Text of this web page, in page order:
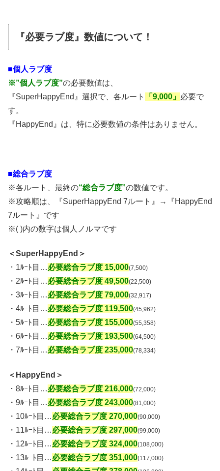
『必要ラブ度』数値について！
■個人ラブ度
※”個人ラブ度”の必要数値は、
『SuperHappyEnd』選択で、各ルート
「9,000」 必要で
す。
『HappyEnd』は、特に必要数値の条件はありません。
■総合ラブ度
※各ルート、最終の“総合ラブ度”の数値です。
※攻略順は、『SuperHappyEnd 7ルート』→『HappyEnd
7ルート』です
※( )内の数字は個人ノルマです
＜SuperHappyEnd＞
・1ﾙｰﾄ目…必要総合ラブ度 15,000(7,500)
・2ﾙｰﾄ目…必要総合ラブ度 49,500(22,500)
・3ﾙｰﾄ目…必要総合ラブ度 79,000(32,917)
・4ﾙｰﾄ目…必要総合ラブ度 119,500(45,962)
・5ﾙｰﾄ目…必要総合ラブ度 155,000(55,358)
・6ﾙｰﾄ目…必要総合ラブ度 193,500(64,500)
・7ﾙｰﾄ目…必要総合ラブ度 235,000(78,334)
＜HappyEnd＞
・8ﾙｰﾄ目…必要総合ラブ度 216,000(72,000)
・9ﾙｰﾄ目…必要総合ラブ度 243,000(81,000)
・10ﾙｰﾄ目…必要総合ラブ度 270,000(90,000)
・11ﾙｰﾄ目…必要総合ラブ度 297,000(99,000)
・12ﾙｰﾄ目…必要総合ラブ度 324,000(108,000)
・13ﾙｰﾄ目…必要総合ラブ度 351,000(117,000)